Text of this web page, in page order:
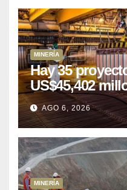
MINERÍA
Hay 35
US$45,402
puede
AGO 6, 2026
MINERÍA